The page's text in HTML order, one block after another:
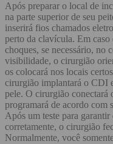
Após preparar o local de
na parte superior de seu
inserirá fios chamados
perto da clavícula. Em caso
choques, se necessário, no
visibilidade, o cirurgião
os colocará nos locais
cirurgião implantará o CDI
pele. O cirurgião conectará
programará de acordo com
Após um teste para
corretamente, o cirurgião
Normalmente, você